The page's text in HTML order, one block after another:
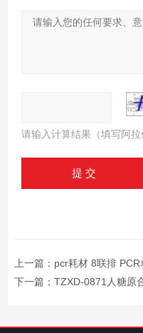
请输入计算结果（填写阿
上一篇： pcr耗材 8联排
下一篇： TZXD-0871人糖原